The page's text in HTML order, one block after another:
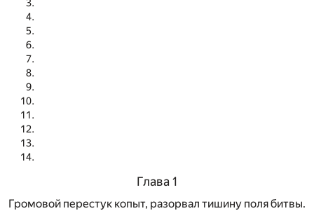
Глава 1
Громовой перестук копыт, разорвал тишину поля битвы.